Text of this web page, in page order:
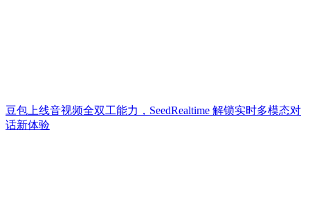
豆包上线音视频全双工能力，SeedRealtime 解锁实时多模态对
话新体验